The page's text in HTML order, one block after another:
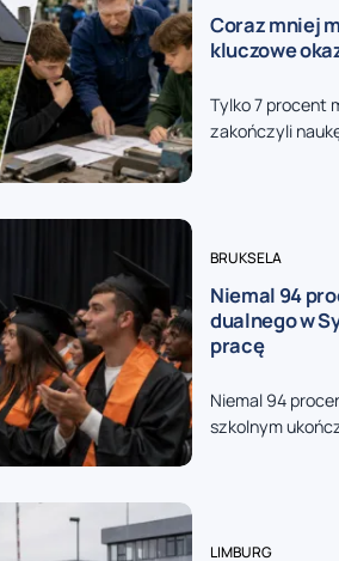
Coraz mniej
kluczowe
Tylko 7 procent
zakończyli
BRUKSELA
Niemal 94
dualnego w
pracę
Niemal 94
szkolnym
LIMBURG